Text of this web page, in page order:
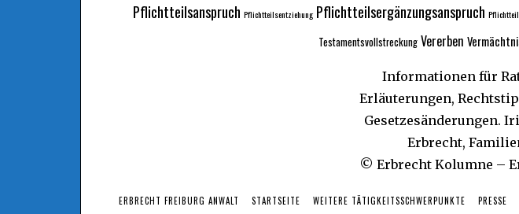
Pflichtteilsanspruch Pflichtteilsentziehung Pflichtteilsergänzungsanspruch
Testamentsvollstreckung Vererben
Informationen für
Erläuterungen,
Gesetzesänderungen.
Erbrecht,
© Erbrecht Kolumne –
ERBRECHT FREIBURG ANWALT STARTSEITE WEITERE TÄTIGKEITSSCHWERPUNKTE PRESSE